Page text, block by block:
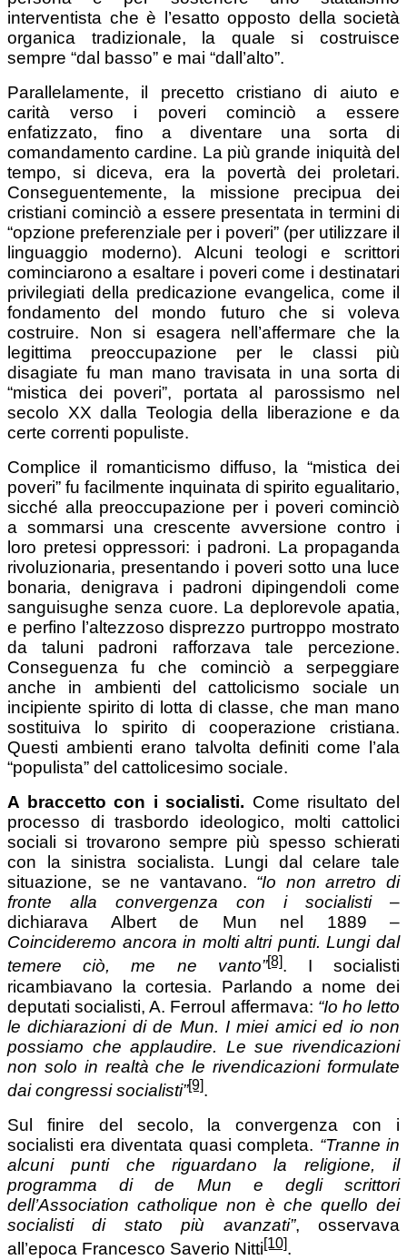
interventista che è l’esatto opposto della società
organica tradizionale, la quale si costruisce
sempre “dal basso” e mai “dall’alto”.
Parallelamente, il precetto cristiano di aiuto e
carità verso i poveri cominciò a essere
enfatizzato, fino a diventare una sorta di
comandamento cardine. La più grande iniquità del
tempo, si diceva, era la povertà dei proletari.
Conseguentemente, la missione precipua dei
cristiani cominciò a essere presentata in termini di
“opzione preferenziale per i poveri” (per utilizzare il
linguaggio moderno). Alcuni teologi e scrittori
cominciarono a esaltare i poveri come i destinatari
privilegiati della predicazione evangelica, come il
fondamento del mondo futuro che si voleva
costruire. Non si esagera nell’affermare che la
legittima preoccupazione per le classi più
disagiate fu man mano travisata in una sorta di
“mistica dei poveri”, portata al parossismo nel
secolo XX dalla Teologia della liberazione e da
certe correnti populiste.
Complice il romanticismo diffuso, la “mistica dei
poveri” fu facilmente inquinata di spirito egualitario,
sicché alla preoccupazione per i poveri cominciò
a sommarsi una crescente avversione contro i
loro pretesi oppressori: i padroni. La propaganda
rivoluzionaria, presentando i poveri sotto una luce
bonaria, denigrava i padroni dipingendoli come
sanguisughe senza cuore. La deplorevole apatia,
e perfino l’altezzoso disprezzo purtroppo mostrato
da taluni padroni rafforzava tale percezione.
Conseguenza fu che cominciò a serpeggiare
anche in ambienti del cattolicismo sociale un
incipiente spirito di lotta di classe, che man mano
sostituiva lo spirito di cooperazione cristiana.
Questi ambienti erano talvolta definiti come l’ala
“populista” del cattolicesimo sociale.
A braccetto con i socialisti. Come risultato del
processo di trasbordo ideologico, molti cattolici
sociali si trovarono sempre più spesso schierati
con la sinistra socialista. Lungi dal celare tale
situazione, se ne vantavano. “Io non arretro di
fronte alla convergenza con i socialisti–
dichiarava Albert de Mun nel 1889 –
Coincideremo ancora in molti altri punti. Lungi dal
temere ciò, me ne vanto”[8]. I socialisti
ricambiavano la cortesia. Parlando a nome dei
deputati socialisti, A. Ferroul affermava: “Io ho letto
le dichiarazioni di de Mun. I miei amici ed io non
possiamo che applaudire. Le sue rivendicazioni
non solo in realtà che le rivendicazioni formulate
dai congressi socialisti”[9].
Sul finire del secolo, la convergenza con i
socialisti era diventata quasi completa. “Tranne in
alcuni punti che riguardano la religione, il
programma di de Mun e degli scrittori
dell’Association catholique non è che quello dei
socialisti di stato più avanzati”, osservava
all’epoca Francesco Saverio Nitti[10].